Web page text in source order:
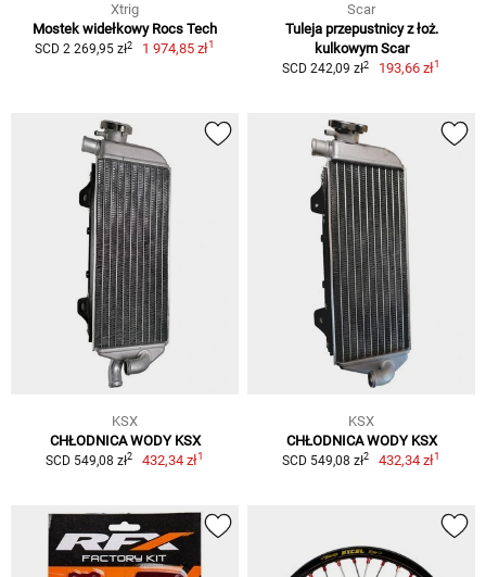
Xtrig
Mostek widełkowy Rocs Tech
SCD 2 269,95 zł2 1 974,85 zł1
Scar
Tuleja przepustnicy z łoż.
kulkowym Scar
SCD 242,09 zł2 193,66 zł1
KSX
CHŁODNICA WODY KSX
SCD 549,08 zł2 432,34 zł1
KSX
CHŁODNICA WODY KSX
SCD 549,08 zł2 432,34 zł1